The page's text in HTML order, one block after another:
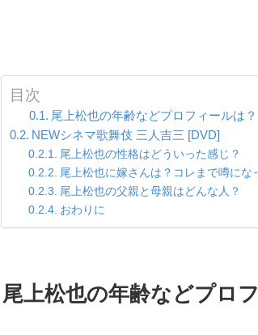
目次
尾上松也の年齢などプロフィールは？
NEWシネマ歌舞伎 三人吉三 [DVD]
尾上松也の性格はどういった感じ？
尾上松也に嫁さんは？コレまで噂にな
尾上松也の父親と母親はどんな人？
おわりに
尾上松也の年齢などプロ